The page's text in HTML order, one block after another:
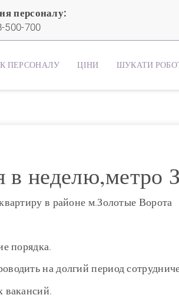
персоналу:
500-700
ПЕРСОНАЛУ ЦІНИ ШУКАТИ
неделю,метро
в районе м.Золотые Ворота
порядка.
на долгий период
вакансий.